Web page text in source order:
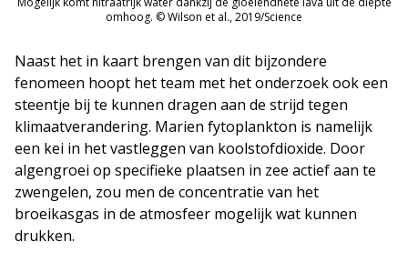
omhoog. © Wilson et al., 2019/Science
Naast het in kaart brengen van dit bijzondere
fenomeen hoopt het team met het onderzoek ook een
steentje bij te kunnen dragen aan de strijd tegen
klimaatverandering. Marien fytoplankton is namelijk
een kei in het vastleggen van koolstofdioxide. Door
algengroei op specifieke plaatsen in zee actief aan te
zwengelen, zou men de concentratie van het
broeikasgas in de atmosfeer mogelijk wat kunnen
drukken.